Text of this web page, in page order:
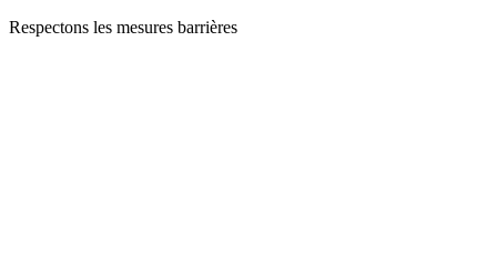
Respectons les mesures barrières